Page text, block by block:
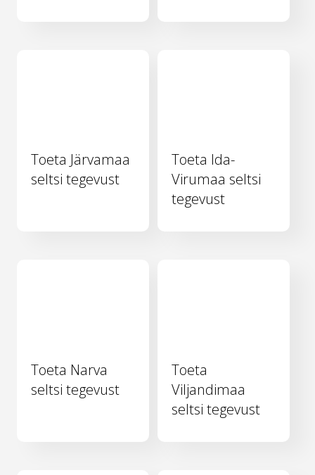
Toeta Järvamaa
seltsi tegevust
Toeta Ida-
Virumaa seltsi
tegevust
Toeta Narva
seltsi tegevust
Toeta
Viljandimaa
seltsi tegevust